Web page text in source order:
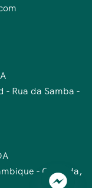
- Rua da Samba -
- Cabinda,